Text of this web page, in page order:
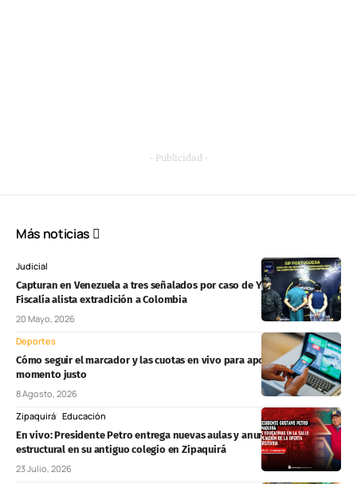
- Publicidad -
Más noticias
Judicial
Capturan en Venezuela a tres señalados por caso de Yulixa Toloza y
Fiscalía alista extradición a Colombia
20 Mayo, 2026
Deportes
Cómo seguir el marcador y las cuotas en vivo para apostar en el
momento justo
8 Agosto, 2026
Zipaquirá Educación
En vivo: Presidente Petro entrega nuevas aulas y anuncia refuerzo
estructural en su antiguo colegio en Zipaquirá
23 Julio, 2026